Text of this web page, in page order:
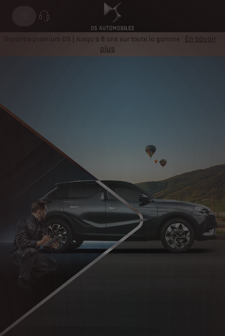
Garantie premium DS | Jusqu'à 8 ans sur toute la gamme
En savoir
plus